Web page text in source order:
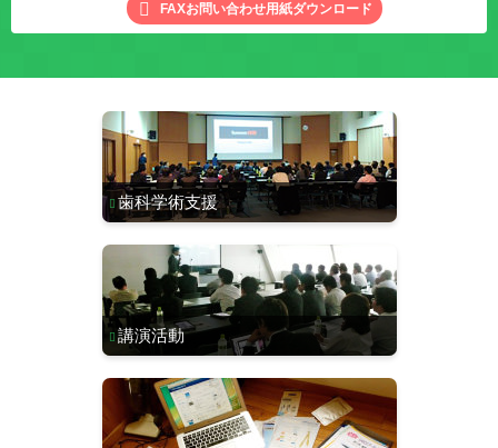
FAXお問い合わせ用紙ダウンロード
歯科学術支援
講演活動